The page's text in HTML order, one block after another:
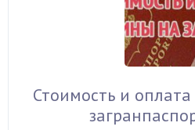
Стоимость и